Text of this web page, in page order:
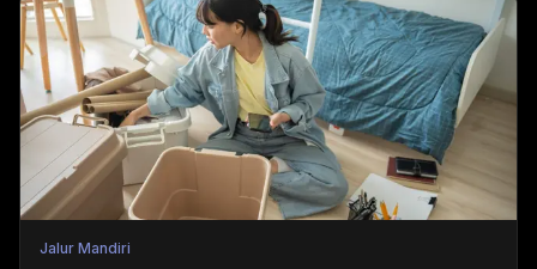
Jalur Mandiri